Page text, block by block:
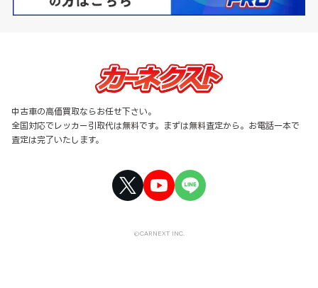
中古車の高価買取ならお任せ下さい。
全国対応でレッカー引取代は無料です。まずは無料査定から。お電話一本で
査定は完了いたします。
©CARNEXT INC.